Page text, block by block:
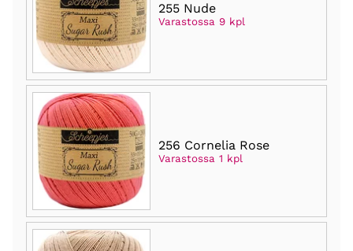
255 Nude
Varastossa 9 kpl
256 Cornelia Rose
Varastossa 1 kpl